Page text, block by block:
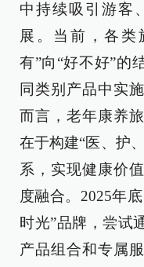
中持续吸引游客
展。当前，各类
有”向“好不好”的
同类别产品中实
而言，老年康养
在于构建“医、护
系，实现健康价
度融合。2025年
时光”品牌，尝试
产品组合和专属